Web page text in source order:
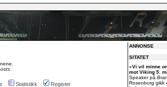
Statistikk
Register
ANNONSE
SITATET
«Vi vil minne
mot Viking 5.
Speaker på
Rosenborg gikk